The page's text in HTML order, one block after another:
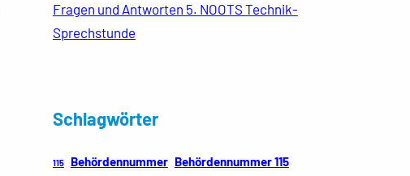
Fragen und Antworten 5. NOOTS Technik-
Sprechstunde
Schlagwörter
115 Behördennummer Behördennummer 115